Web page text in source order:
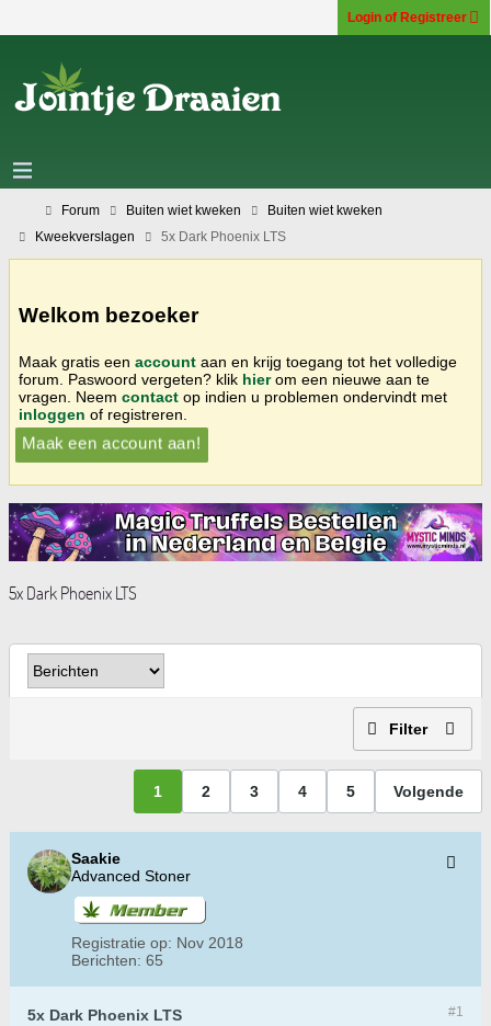
Login of Registreer
Forum Buiten wiet kweken
Buiten wiet kweken
Kweekverslagen
5x Dark Phoenix LTS
Welkom bezoeker
Maak gratis een account aan en krijg toegang tot het volledige
forum. Paswoord vergeten? klik hierom een nieuwe aan te
vragen. Neem contact op indien u problemen ondervindt met
inloggen of registreren.
Maak een account aan!
5x Dark Phoenix LTS
Filter
1 2 3 4 5 Volgende
Saakie
Advanced Stoner
Registratie op: Nov 2018
Berichten: 65
#1
5x Dark Phoenix LTS